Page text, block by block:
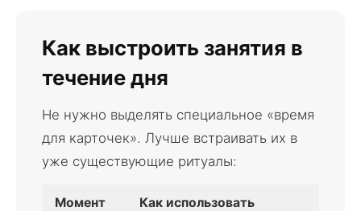
Как выстроить занятия в
течение дня
Не нужно выделять специальное «время
для карточек». Лучше встраивать их в
уже существующие ритуалы:
Момент
Как использовать